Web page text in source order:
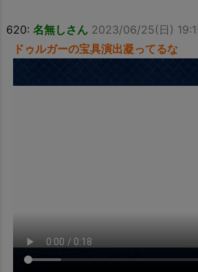
620: 名無しさん 2023/06/25(日)
ドゥルガーの宝具演出凝ってるな